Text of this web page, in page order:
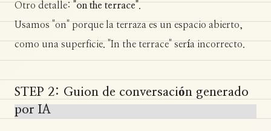
Otro detalle:"on the terrace".
Usamos "on" porque la terraza es un espacio abierto,
como una superficie. "In the terrace" sería incorrecto.
STEP 2: Guion de conversación generado
por IA